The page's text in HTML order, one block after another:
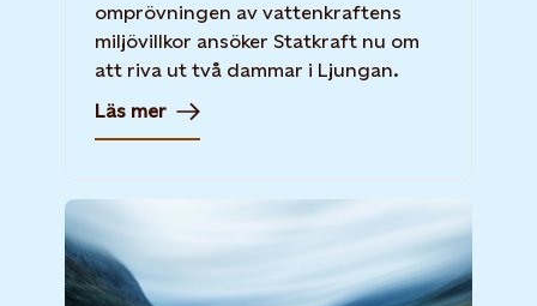
omprövningen av vattenkraftens
miljövillkor ansöker Statkraft nu om
att riva ut två dammar i Ljungan.
Läs mer